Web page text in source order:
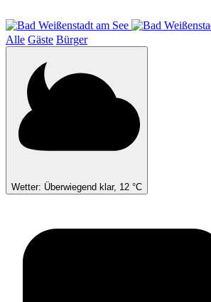
zum
Inhalt
Alle Gäste Bürger
Wetter: Überwiegend klar, 12 °C